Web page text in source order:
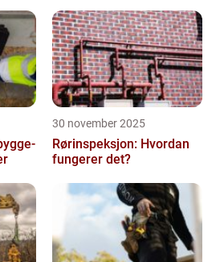
30 november 2025
Rørinspeksjon: Hvordan
fungerer det?